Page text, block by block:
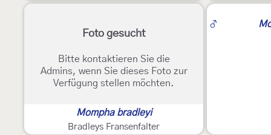
Foto gesucht
Bitte kontaktieren Sie die
Admins, wenn Sie dieses Foto zur
Verfügung stellen möchten.
Mompha bradleyi
Bradleys Fransenfalter
♂